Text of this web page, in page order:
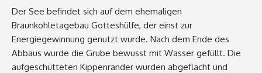
Der See befindet sich auf dem ehemaligen
Braunkohletagebau Gotteshülfe, der einst zur
Energiegewinnung genutzt wurde. Nach dem Ende des
Abbaus wurde die Grube bewusst mit Wasser gefüllt. Die
aufgeschütteten Kippenränder wurden abgeflacht und